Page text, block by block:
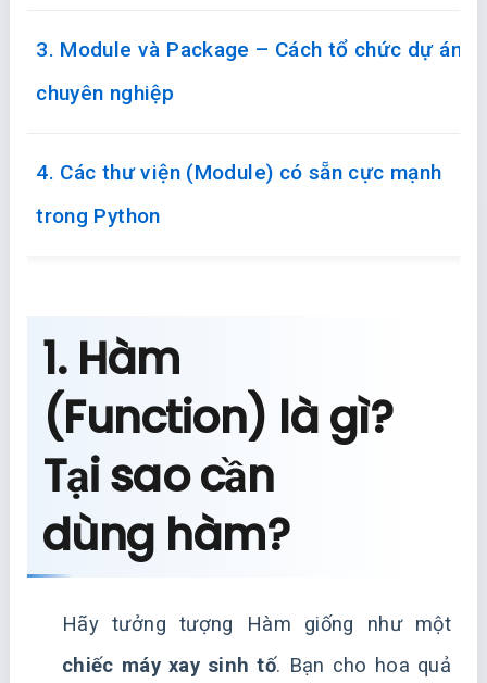
3. Module và Package – Cách tổ chức dự án
chuyên nghiệp
4. Các thư viện (Module) có sẵn cực mạnh
trong Python
1. Hàm
(Function) là gì?
Tại sao cần
dùng hàm?
Hãy tưởng tượng Hàm giống như một
chiếc máy xay sinh tố. Bạn cho hoa quả